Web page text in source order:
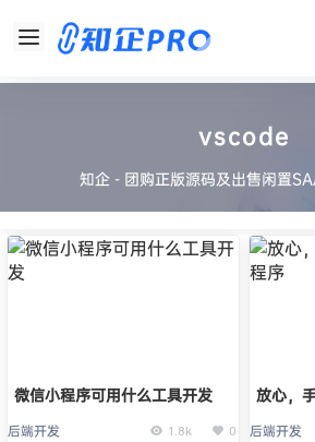
vscode
知企 - 团购正版源码及出售闲置
微信小程序可用什么工具开发
后端开发 1.8k 0
放心，
后端开发